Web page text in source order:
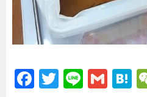
k
F
T
Li
G
H